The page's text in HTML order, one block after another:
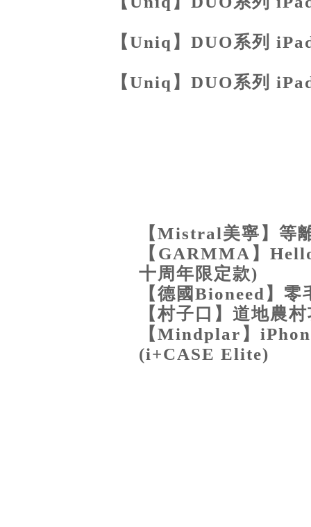
【Uniq】DUO系列
【Uniq】DUO系列
【Mistral美寧】等
【GARMMA】
十周年限定款)
【德國Bioneed】
【村子口】道地農
【Mindplar】
(i+CASE Elite)